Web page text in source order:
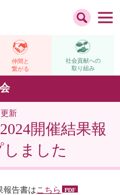
仲間と
繋がる
社会貢献への
取り組み
新
開催結果報
ました
報告書はこちら